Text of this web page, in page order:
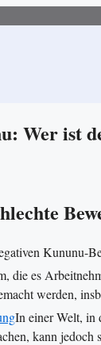
Wer ist
Kununu-
die es
werden,
In einer Welt, in
kann